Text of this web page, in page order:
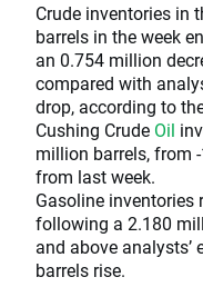
Crude inventories in
barrels in the week
an 0.754 million
compared with
drop, according to
Cushing Crude Oil
million barrels, from
from last week.
Gasoline inventories
following a 2.180
and above
barrels rise.